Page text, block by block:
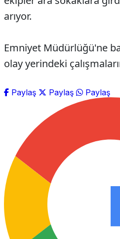
arıyor.
Emniyet Müdürlüğü'ne
olay yerindeki
Paylaş Paylaş Paylaş